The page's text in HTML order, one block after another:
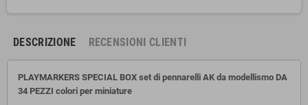
DESCRIZIONE RECENSIONI CLIENTI
PLAYMARKERS SPECIAL BOX set di pennarelli AK da modellismo DA
34 PEZZI colori per miniature